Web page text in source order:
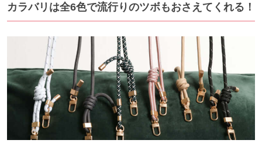
カラバリは全6色で流行りのツボもおさえてくれる！